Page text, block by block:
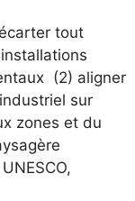
tout
(2) aligner
sur
zones et du